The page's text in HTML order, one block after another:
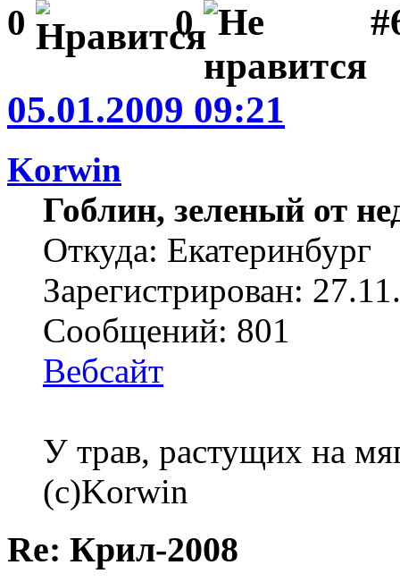
0 0
05.01.2009 09:21
Korwin
Гоблин, зеленый от
Откуда: Екатеринбург
Зарегистрирован:
Сообщений: 801
Вебсайт
У трав, растущих на
(с)Korwin
Re: Крил-2008